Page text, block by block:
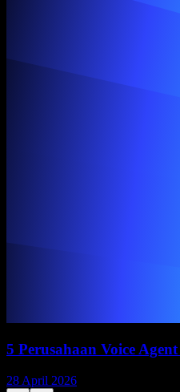
5 Perusahaan Voice
28 April 2026